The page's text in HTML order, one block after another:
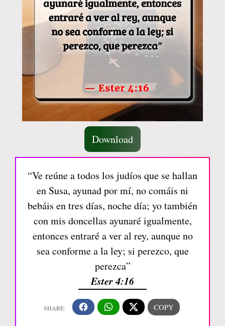
Download
“Ve reúne a todos los judíos que se hallan
en Susa, ayunad por mí, no comáis ni
bebáis en tres días, noche día; yo también
con mis doncellas ayunaré igualmente,
entonces entraré a ver al rey, aunque no
sea conforme a la ley; si perezco, que
perezca”
Ester 4:16